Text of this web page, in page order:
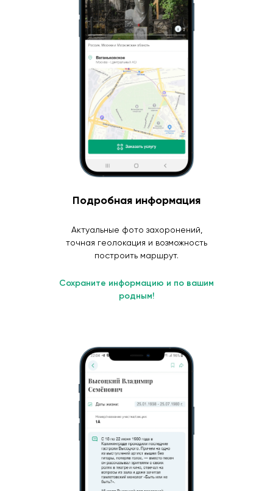
Подробная информация
Актуальные фото захоронений,
точная геолокация и возможность
построить маршрут.
Сохраните информацию и по вашим
родным!